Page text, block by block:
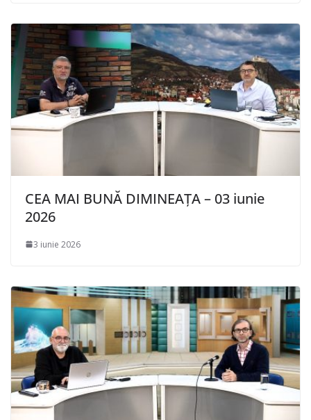
CEA MAI BUNĂ DIMINEAȚA – 03 iunie
2026
3 iunie 2026